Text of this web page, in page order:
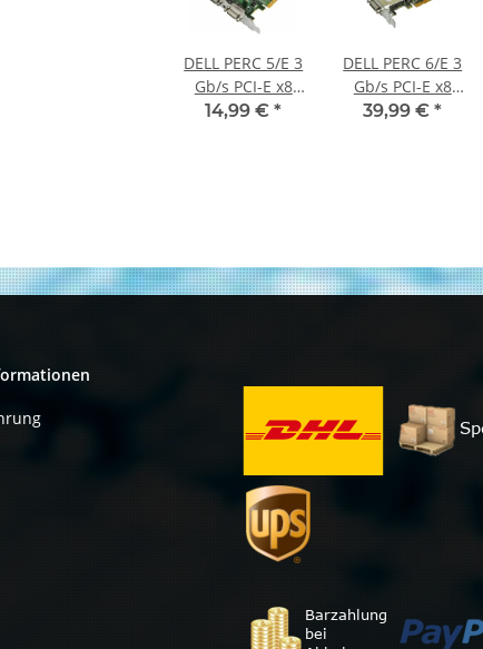
DELL PERC 5/E 3
Gb/s PCI-E x8
SAS Controller
14,99 €*
DELL PERC 6/E 3
Gb/s PCI-E x8
SAS RAID
39,99 €*